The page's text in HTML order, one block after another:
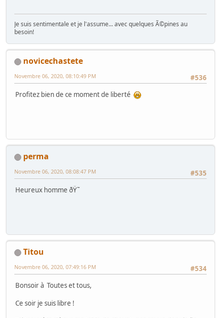
Je suis sentimentale et je l'assume... avec quelques Ã©pines au
besoin!
novicechastete
#536
Novembre 06, 2020, 08:10:49 PM
Profitez bien de ce moment de liberté
perma
#535
Novembre 06, 2020, 08:08:47 PM
Heureux homme ðŸ˜
Titou
#534
Novembre 06, 2020, 07:49:16 PM
Bonsoir à Toutes et tous,
Ce soir je suis libre !